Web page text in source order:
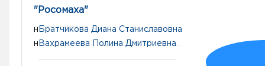
"Росомаха"
нБратчикова Диана Станиславовна
нВахрамеева Полина Дмитриевна